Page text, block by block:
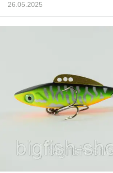
26.05.2025